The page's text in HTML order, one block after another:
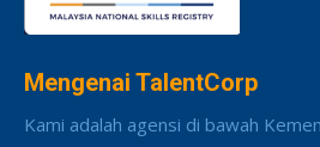
Mengenai TalentCorp
Kami adalah agensi di bawah